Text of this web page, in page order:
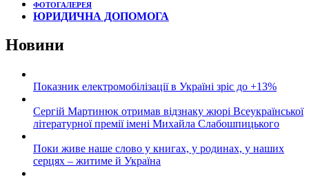
ФОТОГАЛЕРЕЯ
ЮРИДИЧНА ДОПОМОГА
Новини
Показник електромобілізації в Україні зріс до +13%
Сергій Мартинюк отримав відзнаку жюрі Всеукраїнської
літературної премії імені Михайла Слабошпицького
Поки живе наше слово у книгах, у родинах, у наших
серцях – житиме й Україна